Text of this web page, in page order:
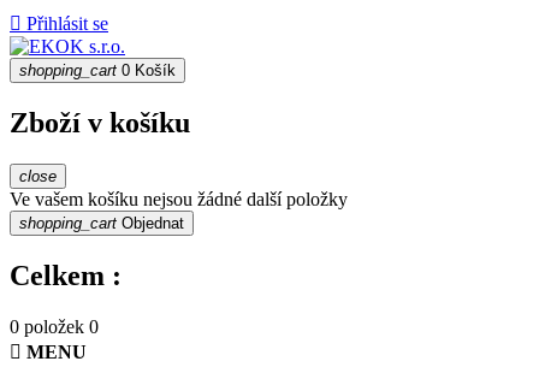
 Přihlásit se
shopping_cart 0 Košík
Zboží v košíku
close
Ve vašem košíku nejsou žádné další položky
shopping_cart Objednat
Celkem :
0 položek 0
 MENU